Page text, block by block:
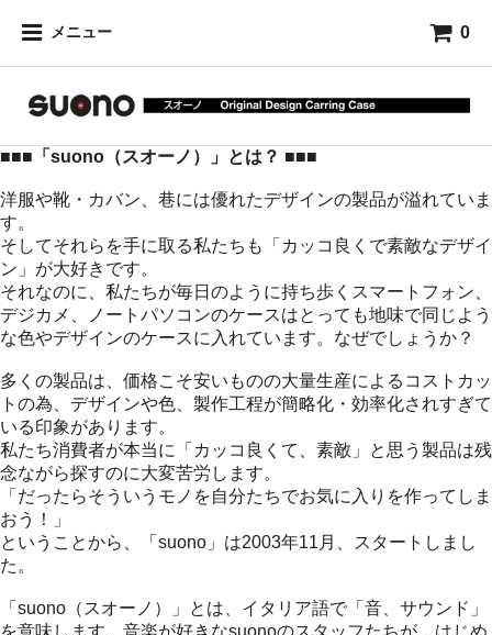
メニュー 0
■■■「suono（スオーノ）」とは？ ■■■
洋服や靴・カバン、巷には優れたデザインの製品が溢れていま
す。
そしてそれらを手に取る私たちも「カッコ良くで素敵なデザイ
ン」が大好きです。
それなのに、私たちが毎日のように持ち歩くスマートフォン、
デジカメ、ノートパソコンのケースはとっても地味で同じよう
な色やデザインのケースに入れています。なぜでしょうか？
多くの製品は、価格こそ安いものの大量生産によるコストカッ
トの為、デザインや色、製作工程が簡略化・効率化されすぎて
いる印象があります。
私たち消費者が本当に「カッコ良くて、素敵」と思う製品は残
念ながら探すのに大変苦労します。
「だったらそういうモノを自分たちでお気に入りを作ってしま
おう！」
ということから、「suono」は2003年11月、スタートしまし
た。
「suono（スオーノ）」とは、イタリア語で「音、サウンド」
を意味します。音楽が好きなsuonoのスタッフたちが、はじめ